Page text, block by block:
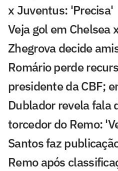
x Juventus: 'Precisa'
Veja gol em Chelsea
Zhegrova decide
Romário perde
presidente da CBF;
Dublador revela fala
torcedor do Remo:
Santos faz
Remo após